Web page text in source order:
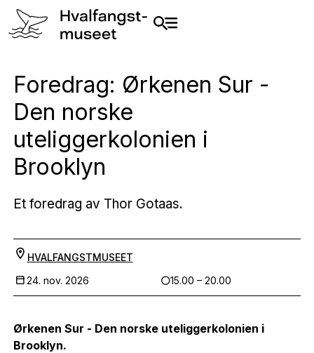
Foredrag: Ørkenen Sur -
Den norske
uteliggerkolonien i
Brooklyn
Et foredrag av Thor Gotaas.
HVALFANGSTMUSEET
24. nov. 2026
15.00 – 20.00
Ørkenen Sur - Den norske uteliggerkolonien i
Brooklyn.